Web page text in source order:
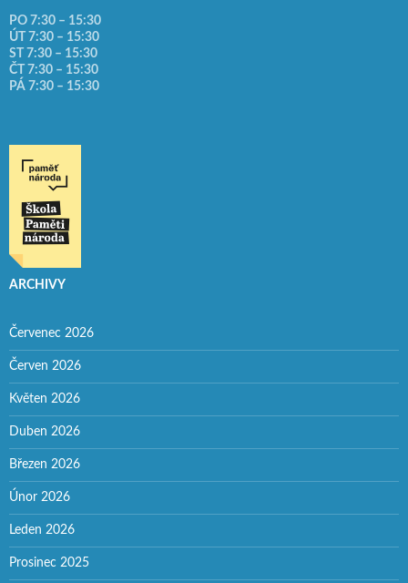
PO 7:30 – 15:30
ÚT 7:30 – 15:30
ST 7:30 – 15:30
ČT 7:30 – 15:30
PÁ 7:30 – 15:30
ARCHIVY
Červenec 2026
Červen 2026
Květen 2026
Duben 2026
Březen 2026
Únor 2026
Leden 2026
Prosinec 2025